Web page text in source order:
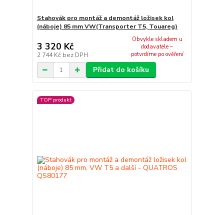
Stahovák pro montáž a demontáž ložisek kol
(náboje) 85 mm VW(Transporter T5, Touareg)
3 320 Kč
2 744 Kč bez DPH
Obvykle skladem u
dodavatele –
potvrdíme po ověření
Přidat do košíku
TOP produkt